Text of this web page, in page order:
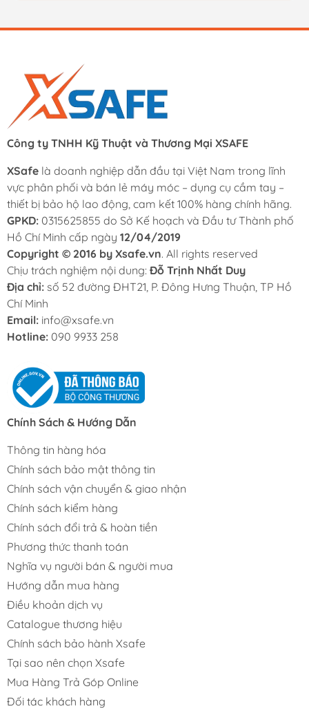
Công ty TNHH Kỹ Thuật và Thương Mại XSAFE
XSafe là doanh nghiệp dẫn đầu tại Việt Nam trong lĩnh
vực phân phối và bán lẻ máy móc – dụng cụ cầm tay –
thiết bị bảo hộ lao động, cam kết 100% hàng chính hãng.
GPKD: 0315625855 do Sở Kế hoạch và Đầu tư Thành phố
Hồ Chí Minh cấp ngày 12/04/2019
Copyright © 2016 by Xsafe.vn. All rights reserved
Chịu trách nghiệm nội dung: Đỗ Trịnh Nhất Duy
Địa chỉ: số 52 đường ĐHT21, P. Đông Hưng Thuận, TP Hồ
Chí Minh
Email: info@xsafe.vn
Hotline: 090 9933 258
Chính Sách & Hướng Dẫn
Thông tin hàng hóa
Chính sách bảo mật thông tin
Chính sách vận chuyển & giao nhận
Chính sách kiểm hàng
Chính sách đổi trả & hoàn tiền
Phương thức thanh toán
Nghĩa vụ người bán & người mua
Hướng dẫn mua hàng
Điều khoản dịch vụ
Catalogue thương hiệu
Chính sách bảo hành Xsafe
Tại sao nên chọn Xsafe
Mua Hàng Trả Góp Online
Đối tác khách hàng